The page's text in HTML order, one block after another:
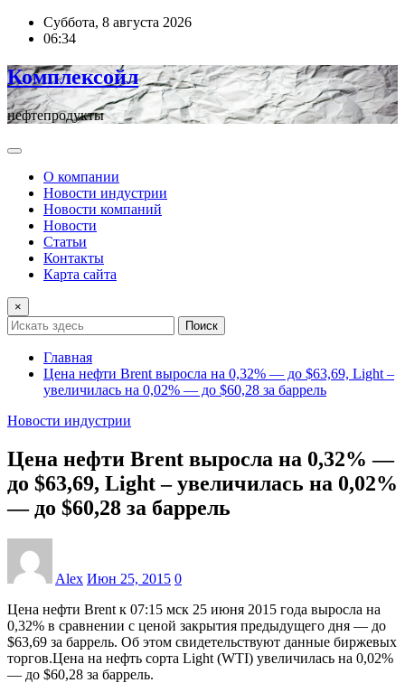
ПерейтиСуббота, 8 августа 2026
06:34
Комплексойл
нефтепродукты
О компании
Новости индустрии
Новости компаний
Новости
Статьи
Контакты
Карта сайта
×
Поиск
Главная
Цена нефти Brent выросла на 0,32% — до $63,69, Light –
увеличилась на 0,02% — до $60,28 за баррель
Новости индустрии
Цена нефти Brent выросла на 0,32% —
до $63,69, Light – увеличилась на 0,02%
— до $60,28 за баррель
Alex Июн 25, 2015 0
Цена нефти Brent к 07:15 мск 25 июня 2015 года выросла на
0,32% в сравнении с ценой закрытия предыдущего дня — до
$63,69 за баррель. Об этом свидетельствуют данные биржевых
торгов.Цена на нефть сорта Light (WTI) увеличилась на 0,02%
— до $60,28 за баррель.